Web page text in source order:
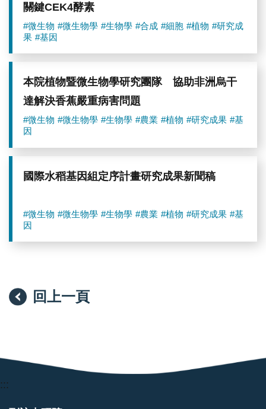
關鍵CEK4酵素
#微生物 #微生物學 #生物學 #合成 #細胞 #植物 #研究成
果 #基因
本院植物暨微生物學研究團隊 協助非洲烏干
達解決香蕉嚴重病害問題
#微生物 #微生物學 #生物學 #農業 #植物 #研究成果 #基
因
國際水稻基因組定序計畫研究成果新聞稿
#微生物 #微生物學 #生物學 #農業 #植物 #研究成果 #基
因
回上一頁
:::